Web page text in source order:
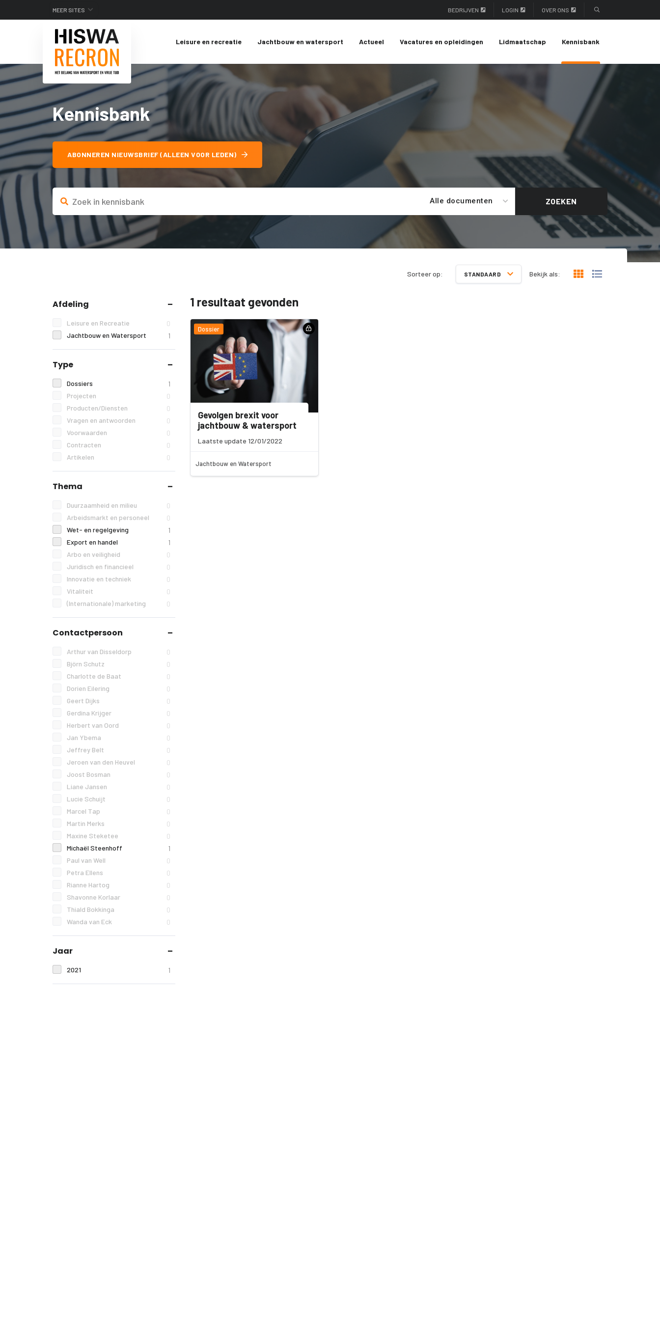
MEER SITES BEDRIJVEN LOGIN OVER ONS
Leisure en recreatie Jachtbouw en watersport Actueel Vacatures en opleidingen Lidmaatschap Kennisbank
Kennisbank
ABONNEREN NIEUWSBRIEF (ALLEEN VOOR LEDEN)
Alle documenten ZOEKEN
Sorteer op: STANDAARD Bekijk als:
Afdeling
Leisure en Recreatie 0
Jachtbouw en Watersport 1
Type
Dossiers 1
Projecten 0
Producten/Diensten 0
Vragen en antwoorden 0
Voorwaarden 0
Contracten 0
Artikelen 0
Thema
Duurzaamheid en milieu 0
Arbeidsmarkt en personeel 0
Wet- en regelgeving 1
Export en handel 1
Arbo en veiligheid 0
Juridisch en financieel 0
Innovatie en techniek 0
Vitaliteit 0
(Internationale) marketing 0
Contactpersoon
Arthur van Disseldorp 0
Björn Schutz 0
Charlotte de Baat 0
Dorien Eilering 0
Geert Dijks 0
Gerdina Krijger 0
Herbert van Oord 0
Jan Ybema 0
Jeffrey Belt 0
Jeroen van den Heuvel 0
Joost Bosman 0
Liane Jansen 0
Lucie Schuijt 0
Marcel Tap 0
Martin Merks 0
Maxine Steketee 0
Michaël Steenhoff 1
Paul van Well 0
Petra Ellens 0
Rianne Hartog 0
Shavonne Korlaar 0
Thiald Bokkinga 0
Wanda van Eck 0
Jaar
2021 1
1 resultaat gevonden
Dossier
Gevolgen brexit voor
jachtbouw & watersport
Laatste update 12/01/2022
Jachtbouw en Watersport